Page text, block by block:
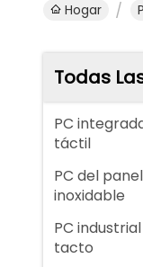
Hogar
Todas
PC
táctil
PC del
inoxidable
PC
tacto